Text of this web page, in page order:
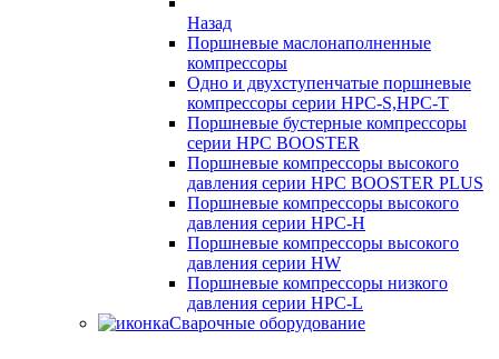
Назад
Поршневые маслонаполненные
компрессоры
Одно и двухступенчатые поршневые
компрессоры серии HPC-S,HPC-T
Поршневые бустерные компрессоры
серии HPC BOOSTER
Поршневые компрессоры высокого
давления серии HPC BOOSTER PLUS
Поршневые компрессоры высокого
давления серии HPC-H
Поршневые компрессоры высокого
давления серии HW
Поршневые компрессоры низкого
давления серии HPC-L
Сварочные оборудование